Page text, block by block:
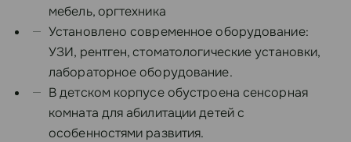
мебель, оргтехника
Установлено современное оборудование:
УЗИ, рентген, стоматологические установки,
лабораторное оборудование.
В детском корпусе обустроена сенсорная
комната для абилитации детей с
особенностями развития.